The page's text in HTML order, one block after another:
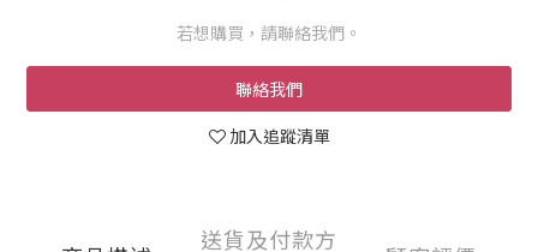
若想購買，請聯絡我們。
聯絡我們
加入追蹤清單
送貨及付款方